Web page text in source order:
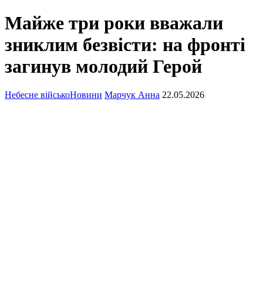
Майже три роки вважали
зниклим безвісти: на фронті
загинув молодий Герой
Небесне військоНовини Марчук Анна 22.05.2026